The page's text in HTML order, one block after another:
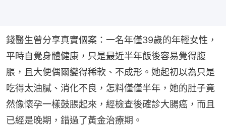
錢醫生曾分享真實個案：一名年僅39歲的年輕女性，
平時自覺身體健康，只是最近半年飯後容易覺得腹
脹，且大便偶爾變得稀軟、不成形。她起初以為只是
吃得太油膩、消化不良，怎料僅僅半年，她的肚子竟
然像懷孕一樣鼓脹起來，經檢查後確診大腸癌，而且
已經是晚期，錯過了黃金治療期。